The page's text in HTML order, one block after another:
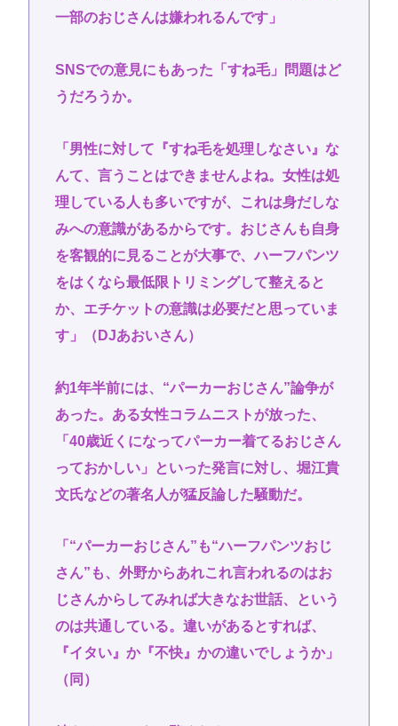
一部のおじさんは嫌われるんです」
SNSでの意見にもあった「すね毛」問題はど
うだろうか。
「男性に対して『すね毛を処理しなさい』な
んて、言うことはできませんよね。女性は処
理している人も多いですが、これは身だしな
みへの意識があるからです。おじさんも自身
を客観的に見ることが大事で、ハーフパンツ
をはくなら最低限トリミングして整えると
か、エチケットの意識は必要だと思っていま
す」（DJあおいさん）
約1年半前には、“パーカーおじさん”論争が
あった。ある女性コラムニストが放った、
「40歳近くになってパーカー着てるおじさん
っておかしい」といった発言に対し、堀江貴
文氏などの著名人が猛反論した騒動だ。
「“パーカーおじさん”も“ハーフパンツおじ
さん”も、外野からあれこれ言われるのはお
じさんからしてみれば大きなお世話、という
のは共通している。違いがあるとすれば、
『イタい』か『不快』かの違いでしょうか」
（同）